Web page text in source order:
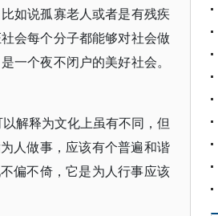
如说孤寡老人或者是有残疾
会每个分子都能够对社会做
一个夜不闭户的美好社会。
解释为文化上虽有不同，但
人做事，应该有个普遍和谐
偏不倚，它是为人行事应该